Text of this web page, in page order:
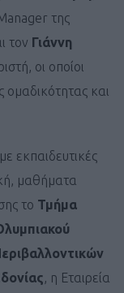
της
τον Γιάννη
οι οποίοι
ομαδικότητας και
εκπαιδευτικές
μαθήματα
το Τμήμα
, η Εταιρεία